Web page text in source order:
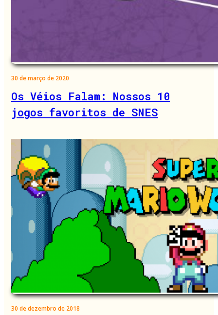
30 de março de 2020
Os Véios Falam: Nossos 10
jogos favoritos de SNES
30 de dezembro de 2018